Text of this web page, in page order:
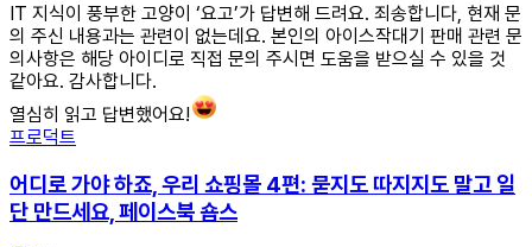
IT 지식이 풍부한 고양이 ‘요고’가 답변해 드려요. 죄송합니다, 현재 문
의 주신 내용과는 관련이 없는데요. 본인의 아이스작대기 판매 관련 문
의사항은 해당 아이디로 직접 문의 주시면 도움을 받으실 수 있을 것
같아요. 감사합니다.
열심히 읽고 답변했어요!
프로덕트
어디로 가야 하죠, 우리 쇼핑몰 4편: 묻지도 따지지도 말고 일
단 만드세요, 페이스북 숍스